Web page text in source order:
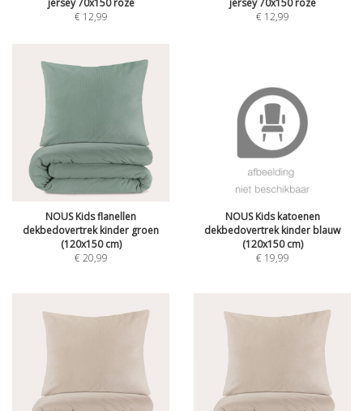
jersey 70x150 roze
€ 12,99
jersey 70x150 roze
€ 12,99
NOUS Kids flanellen
dekbedovertrek kinder groen
(120x150 cm)
€20,99
NOUS Kids katoenen
dekbedovertrek kinder blauw
(120x150 cm)
€ 19,99